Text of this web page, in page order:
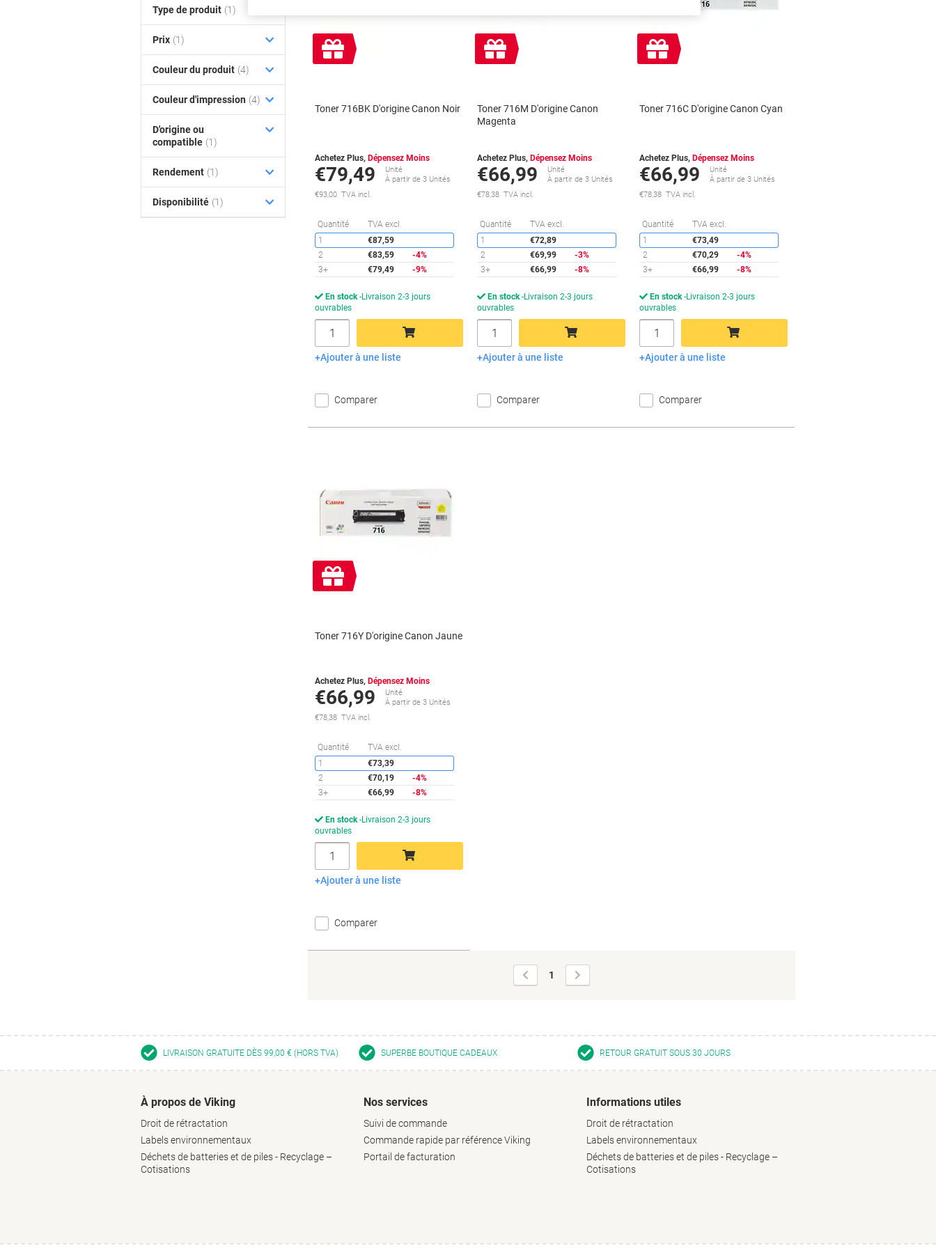
Cadeau
gratuit
Toner 716BK D'origine Canon Noir
Achetez Plus, Dépensez Moins
€79,49
Unité
À partir de 3 Unités
€93,00 TVA incl.
Quantité TVA excl.
Économies
1
€87,59
2
€83,59
-4%
3+
€79,49 -9%
En stock Livraison 2-3 jours
ouvrables
Quantité
Ajouter au panier
Ajouter à une liste
Comparer
Cadeau
gratuit
Toner 716M D'origine Canon
Magenta
Achetez Plus, Dépensez Moins
€66,99
Unité
À partir de 3 Unités
€78,38 TVA incl.
Quantité TVA excl.
Économies
1
€72,89
2
€69,99
-3%
3+
€66,99 -8%
En stock Livraison 2-3 jours
ouvrables
Quantité
Ajouter au panier
Ajouter à une liste
Comparer
Cadeau
gratuit
Toner 716C D'origine Canon Cyan
Achetez Plus, Dépensez Moins
€66,99
Unité
À partir de 3 Unités
€78,38 TVA incl.
Quantité TVA excl.
1
€73,49
2
€70,29
-4%
3+
€66,99 -8%
En stock Livraison 2-3 jours
ouvrables
Quantité
Ajouter au panier
Ajouter à une liste
Comparer
Cadeau
gratuit
Toner 716Y D'origine Canon Jaune
Achetez Plus, Dépensez Moins
€66,99
Unité
À partir de 3 Unités
€78,38 TVA incl.
Quantité TVA excl.
1
€73,39
2
€70,19
-4%
3+
€66,99 -8%
En stock Livraison 2-3 jours
ouvrables
Quantité
Ajouter au panier
Ajouter à une liste
Comparer
Page
précédente
1
suivante
Type de produit (1)
Prix (1)
Couleur du produit (4)
Couleur d'impression (4)
D'origine ou
compatible (1)
Rendement (1)
Disponibilité (1)
LIVRAISON GRATUITE DÈS 99,00 € (HORS TVA) SUPERBE BOUTIQUE CADEAUX RETOUR GRATUIT SOUS 30 JOURS
À propos de Viking
Droit de rétractation
Labels environnementaux
Déchets de batteries et de piles - Recyclage –
Cotisations
Nos services
Suivi de commande
Commande rapide par référence Viking
Portail de facturation
Informations utiles
Droit de rétractation
Labels environnementaux
Déchets de batteries et de piles - Recyclage –
Cotisations